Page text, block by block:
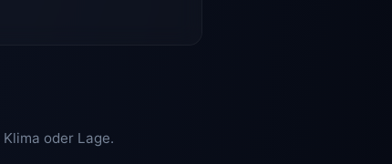
oder Lage.